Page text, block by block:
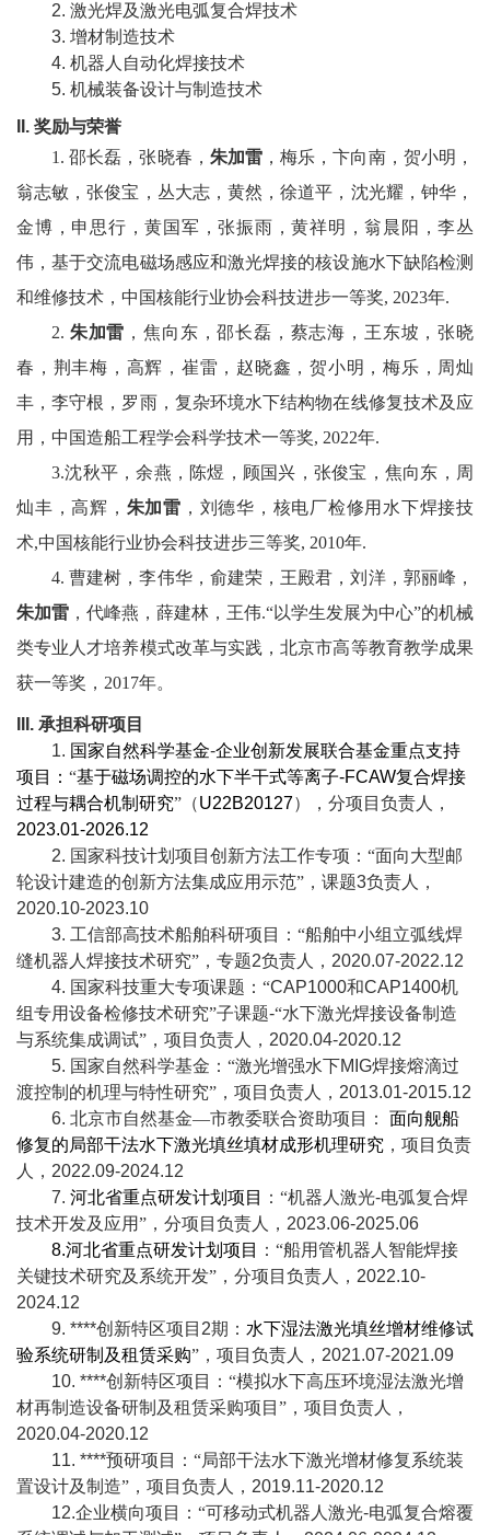
生
活
交
流
2. 激光焊及激光电弧复合焊技术
3. 增材制造技术
4. 机器人自动化焊接技术
5. 机械装备设计与制造技术
II. 奖励与荣誉
1.邵长磊，张晓春， 朱加雷 ，梅乐，卞向南，贺小明，
翁志敏，张俊宝，丛大志，黄然，徐道平，沈光耀，钟华，
金博，申思行，黄国军，张振雨，黄祥明，翁晨阳，李丛
伟，基于交流电磁场感应和激光焊接的核设施水下缺陷检测
和维修技术，中国核能行业协会科技进步一等奖, 2023年.
2. 朱加雷 ，焦向东，邵长磊，蔡志海，王东坡，张晓
春，荆丰梅，高辉，崔雷，赵晓鑫，贺小明，梅乐，周灿
丰，李守根，罗雨，复杂环境水下结构物在线修复技术及应
用， 中国造船工程学会科学技术一等奖, 2022年.
3.沈秋平，余燕，陈煜，顾国兴，张俊宝，焦向东，周
灿丰，高辉， 朱加雷 ，刘德华，核电厂检修用水下焊接技
术,中国核能行业协会科技进步三等奖, 2010年.
4. 曹建树，李伟华，俞建荣，王殿君，刘洋，郭丽峰，
朱加雷 ，代峰燕，薛建林，王伟.“以学生发展为中心”的机械
类专业人才培养模式改革与实践，北京市高等教育教学成果
获一等奖，2017年。
III. 承担科研项目
1. 国家自然科学基金-企业创新发展联合基金重点支持
项目： “基于磁场调控的水下半干式等离子-FCAW复合焊接
过程与耦合机制研究”（U22B20127），分项目负责人，
2023.01-2026.12
2. 国家科技计划项目创新方法工作专项：“面向大型邮
轮设计建造的创新方法集成应用示范”，课题3负责人，
2020.10-2023.10
3. 工信部高技术船舶科研项目：“船舶中小组立弧线焊
缝机器人焊接技术研究”，专题2负责人， 2020.07-2022.12
4. 国家科技重大专项课题：“CAP1000和CAP1400机
组专用设备检修技术研究”子课题-“水下激光焊接设备制造
与系统集成调试”，项目负责人， 2020.04-2020.12
5. 国家自然科学基金：“激光增强水下MIG焊接熔滴过
渡控制的机理与特性研究”，项目负责人， 2013.01-2015.12
6. 北京市自然基金—市教委联合资助项目：
面向舰船
修复的局部干法水下激光填丝填材成形机理研究 ，项目负责
人， 2022.09-2024.12
7. 河北省重点研发计划项目 ：“机器人激光-电弧复合焊
技术开发及应用”，分项目负责人， 2023.06-2025.06
8.河北省重点研发计划项目
：“船用管机器人智能焊接
关键技术研究及系统开发”，分项目负责人， 2022.10-
2024.12
9. ****创新特区项目 2期： 水下湿法激光填丝增材维修试
验系统研制及租赁采购”，项目负责人， 2021.07-2021.09
10. ****创新特区项目：“模拟水下高压环境湿法激光增
材再制造设备研制及租赁采购项目”，项目负责人，
2020.04-2020.12
11. ****预研项目：“局部干法水下激光增材修复系统装
置设计及制造”，项目负责人， 2019.11-2020.12
12.企业横向项目：“可移动式机器人激光-电弧复合熔覆